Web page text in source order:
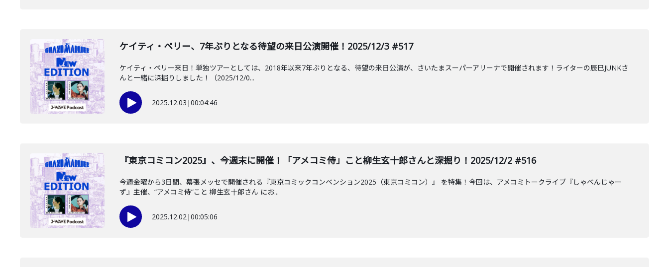
ケイティ・ペリー、7年ぶりとなる待望の来日公演開催！2025/12/3 #517
ケイティ・ペリー来日！単独ツアーとしては、2018年以来7年ぶりとなる、待望の来日公演が、さいたまスーパーアリーナで開催されます！ライターの辰巳JUNKさ
んと一緒に深掘りしました！（2025/12/0...
2025.12.03 |00:04:46
『東京コミコン2025』、今週末に開催！「アメコミ侍」こと柳生玄十郎さんと深掘り！2025/12/2 #516
今週金曜から3日間、幕張メッセで開催される『東京コミックコンベンション2025（東京コミコン）』 を特集！今回は、アメコミトークライブ『しゃべんじゃー
ず』主催、“アメコミ侍”こと 柳生玄十郎さん にお...
2025.12.02|00:05:06